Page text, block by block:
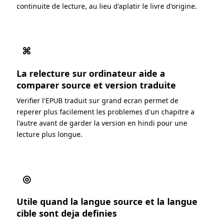
continuite de lecture, au lieu d'aplatir le livre d'origine.
⌘
La relecture sur ordinateur aide a
comparer source et version traduite
Verifier l'EPUB traduit sur grand ecran permet de
reperer plus facilement les problemes d'un chapitre a
l'autre avant de garder la version en hindi pour une
lecture plus longue.
◎
Utile quand la langue source et la langue
cible sont deja definies